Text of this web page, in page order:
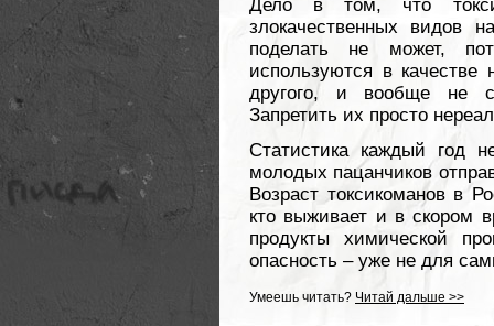
Дело в том, что
злокачественных видов
поделать не может,
используются в качестве
другого, и вообще не
Запретить их просто
Статистика каждый год
молодых пацанчиков
Возраст токсикоманов в
кто выживает и в скором
продукты химической
опасность – уже не для
Умеешь читать? Читай дальше >>